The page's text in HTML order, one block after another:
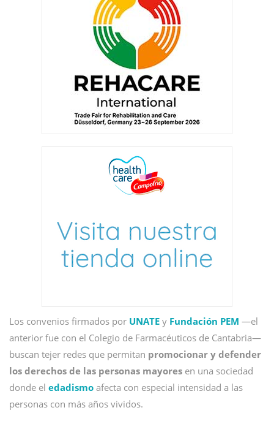
Los convenios firmados por UNATE y Fundación PEM —el
anterior fue con el Colegio de Farmacéuticos de Cantabria—
buscan tejer redes que permitan promocionar y defender
los derechos de las personas mayores en una sociedad
donde el edadismo afecta con especial intensidad a las
personas con más años vividos.